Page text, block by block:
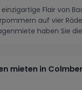
Flair von
auf vier
haben Sie
mieten in